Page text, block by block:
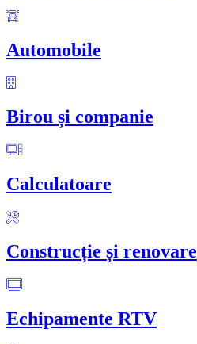
Automobile
Birou și companie
Calculatoare
Construcție și renovare
Echipamente RTV